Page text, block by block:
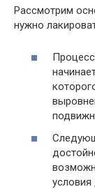
Рассмотрим
нужно